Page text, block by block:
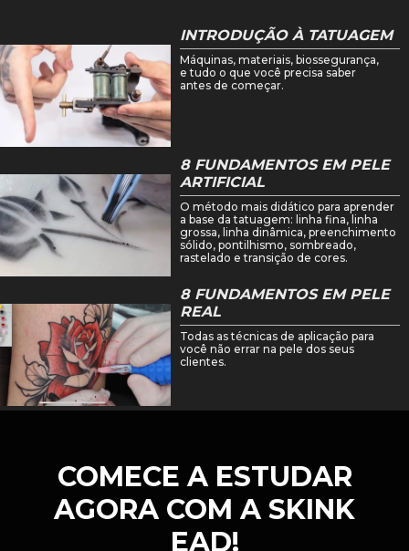
INTRODUÇÃO À TATUAGEM
Máquinas, materiais, biossegurança,
e tudo o que você precisa saber
antes de começar.
8 FUNDAMENTOS EM PELE
ARTIFICIAL
O método mais didático para aprender
a base da tatuagem: linha fina, linha
grossa, linha dinâmica, preenchimento
sólido, pontilhismo, sombreado,
rastelado e transição de cores.
8 FUNDAMENTOS EM PELE
REAL
Todas as técnicas de aplicação para
você não errar na pele dos seus
clientes.
COMECE A ESTUDAR
AGORA COM A SKINK
EAD!